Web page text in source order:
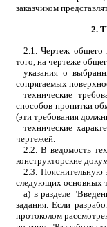
заказчиком
2.
2.1. Чертеж общего
того, на чертеже
указания о
сопрягаемых
технические
способов пропитки
(эти требования
технические
чертежей.
2.2. В ведомость
конструкторские
2.3. Пояснительную
следующих основных
а) в разделе
задания. Если
протоколом